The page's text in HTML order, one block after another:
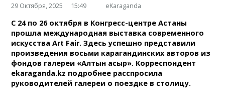
29 Октября, 2025 15:49 eKaraganda
С 24 по 26 октября в Конгресс-центре Астаны
прошла международная выставка современного
искусства Art Fair. Здесь успешно представили
произведения восьми карагандинских авторов из
фондов галереи «Алтын Ғасыр». Корреспондент
ekaraganda.kz подробнее расспросила
руководителей галереи о поездке в столицу.